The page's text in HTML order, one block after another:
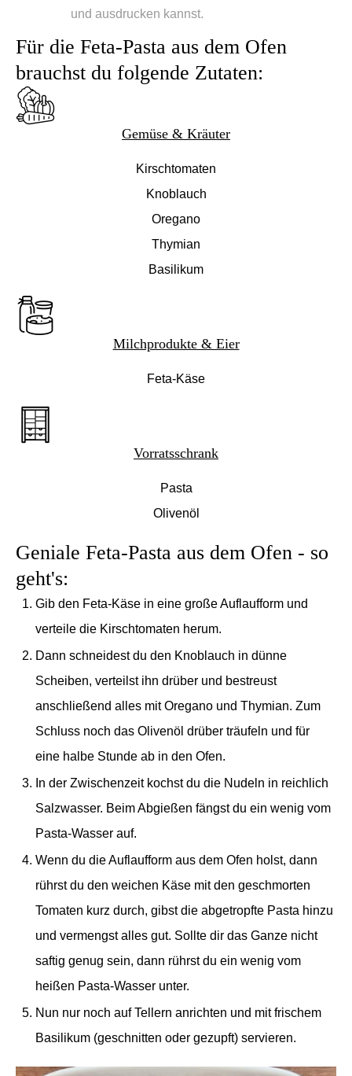
und ausdrucken kannst.
Für die Feta-Pasta aus dem Ofen
brauchst du folgende Zutaten:
Gemüse & Kräuter
Kirschtomaten
Knoblauch
Oregano
Thymian
Basilikum
Milchprodukte & Eier
Feta-Käse
Vorratsschrank
Pasta
Olivenöl
Geniale Feta-Pasta aus dem Ofen - so
geht's:
Gib den Feta-Käse in eine große Auflaufform und
verteile die Kirschtomaten herum.
Dann schneidest du den Knoblauch in dünne
Scheiben, verteilst ihn drüber und bestreust
anschließend alles mit Oregano und Thymian. Zum
Schluss noch das Olivenöl drüber träufeln und für
eine halbe Stunde ab in den Ofen.
In der Zwischenzeit kochst du die Nudeln in reichlich
Salzwasser. Beim Abgießen fängst du ein wenig vom
Pasta-Wasser auf.
Wenn du die Auflaufform aus dem Ofen holst, dann
rührst du den weichen Käse mit den geschmorten
Tomaten kurz durch, gibst die abgetropfte Pasta hinzu
und vermengst alles gut. Sollte dir das Ganze nicht
saftig genug sein, dann rührst du ein wenig vom
heißen Pasta-Wasser unter.
Nun nur noch auf Tellern anrichten und mit frischem
Basilikum (geschnitten oder gezupft) servieren.